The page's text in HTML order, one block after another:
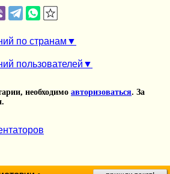
по странам
пользователей
необходимо авторизоваться. За